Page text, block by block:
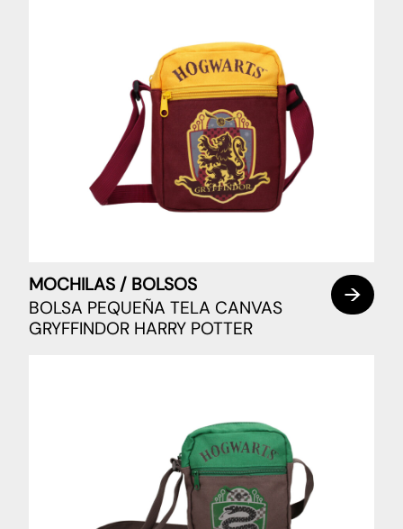
MOCHILAS / BOLSOS
BOLSA PEQUEÑA TELA CANVAS
GRYFFINDOR HARRY POTTER